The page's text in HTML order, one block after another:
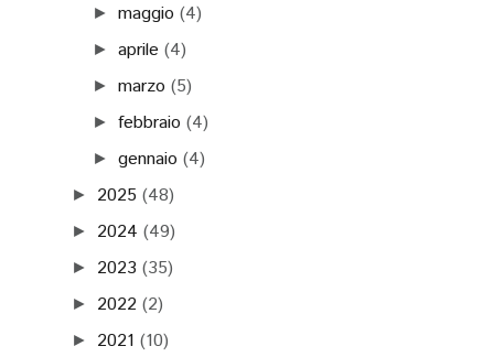
►maggio (4)
►aprile (4)
►marzo (5)
►febbraio (4)
►gennaio (4)
► 2025 (48)
► 2024 (49)
► 2023 (35)
► 2022 (2)
► 2021 (10)